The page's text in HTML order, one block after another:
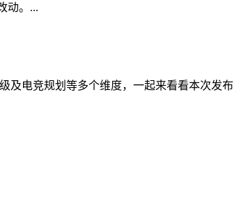
动。...
及电竞规划等多个维度，一起来看看本次发布